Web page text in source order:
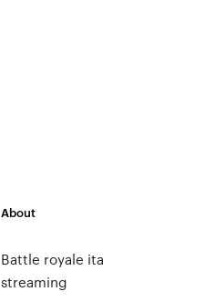
About
Battle royale ita
streaming